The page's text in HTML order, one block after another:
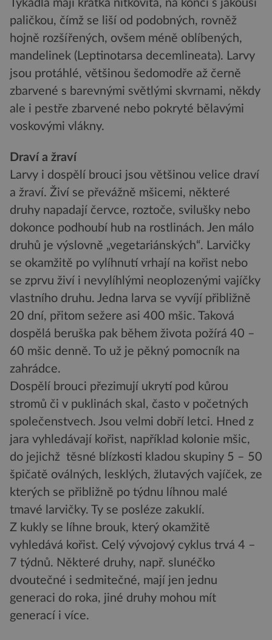
Tykadla mají krátká nitkovitá, na konci s jakousi
paličkou, čímž se liší od podobných, rovněž
hojně rozšířených, ovšem méně oblíbených,
mandelinek (Leptinotarsa decemlineata). Larvy
jsou protáhlé, většinou šedomodře až černě
zbarvené s barevnými světlými skvrnami, někdy
ale i pestře zbarvené nebo pokryté bělavými
voskovými vlákny.
Draví a žraví
Larvy i dospělí brouci jsou většinou velice draví
a žraví. Živí se převážně mšicemi, některé
druhy napadají červce, roztoče, svilušky nebo
dokonce podhoubí hub na rostlinách. Jen málo
druhů je výslovně „vegetariánských“. Larvičky
se okamžitě po vylíhnutí vrhají na kořist nebo
se zprvu živí i nevylíhlými neoplozenými vajíčky
vlastního druhu. Jedna larva se vyvíjí přibližně
20 dní, přitom sežere asi 400 mšic. Taková
dospělá beruška pak během života požírá 40 –
60 mšic denně. To už je pěkný pomocník na
zahrádce.
Dospělí brouci přezimují ukrytí pod kůrou
stromů či v puklinách skal, často v početných
společenstvech. Jsou velmi dobří letci. Hned z
jara vyhledávají kořist, například kolonie mšic,
do jejichž těsné blízkosti kladou skupiny 5 – 50
špičatě oválných, lesklých, žlutavých vajíček, ze
kterých se přibližně po týdnu líhnou malé
tmavé larvičky. Ty se posléze zakuklí.
Z kukly se líhne brouk, který okamžitě
vyhledává kořist. Celý vývojový cyklus trvá 4 –
7 týdnů. Některé druhy, např. slunéčko
dvoutečné i sedmitečné, mají jen jednu
generaci do roka, jiné druhy mohou mít
generací i více.